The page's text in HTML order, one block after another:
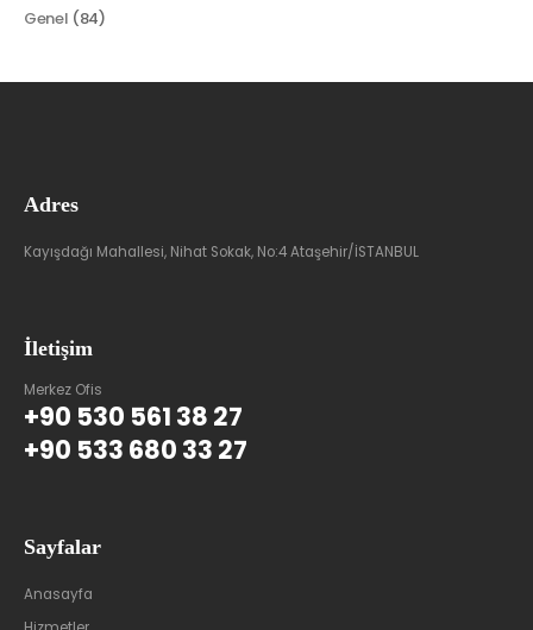
Genel (84)
Adres
Kayışdağı Mahallesi, Nihat Sokak, No:4 Ataşehir/İSTANBUL
İletişim
Merkez Ofis
+90 530 561 38 27
+90 533 680 33 27
Sayfalar
Anasayfa